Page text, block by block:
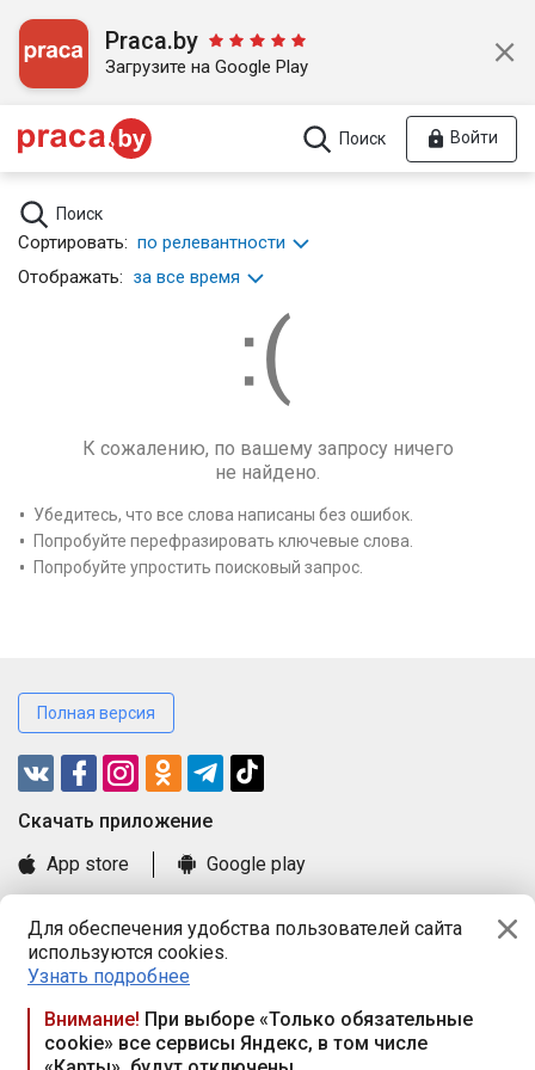
Для обеспечения удобства пользователей сайта
используются cookies.
Узнать подробнее
Внимание! При выборе «Только обязательные
cookie» все сервисы Яндекс, в том числе
Praca.by
Загрузите на Google Play
Поиск Войти
Поиск
Сортировать: по релевантности
Отображать: за все время
К сожалению, по вашему запросу ничего
не найдено.
Убедитесь, что все слова написаны без ошибок.
Попробуйте перефразировать ключевые слова.
Попробуйте упростить поисковый запрос.
Полная версия
Cкачать приложение
App store
Google play
Книга замечаний и предложений
Правила и документы
Praca.by © 2000—2026, ООО «ПРАЦА БАЙ»
Республика Беларусь, 220114, г. Минск, пр-т Независимости
117а, пом. № 9.